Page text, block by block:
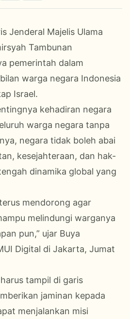
Jenderal Majelis Ulama
Tambunan
pemerintah dalam
warga negara Indonesia
Israel.
kehadiran negara
warga negara tanpa
negara tidak boleh abai
kesejahteraan, dan hak-
dinamika global yang
mendorong agar
melindungi warganya
pun,” ujar Buya
Digital di Jakarta, Jumat
tampil di garis
jaminan kepada
menjalankan misi